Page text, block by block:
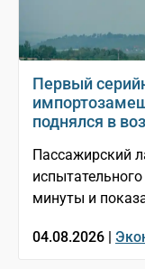
Первый
поднялся в
Пассажирский
минуты и
04.08.2026 |